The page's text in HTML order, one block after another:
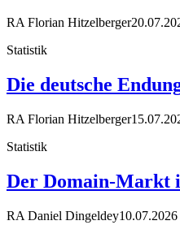
RA Florian Hitzelberger
Statistik
Die deutsche
RA Florian Hitzelberger
Statistik
Der Domain-Markt
RA Daniel Dingeldey10.07.2026